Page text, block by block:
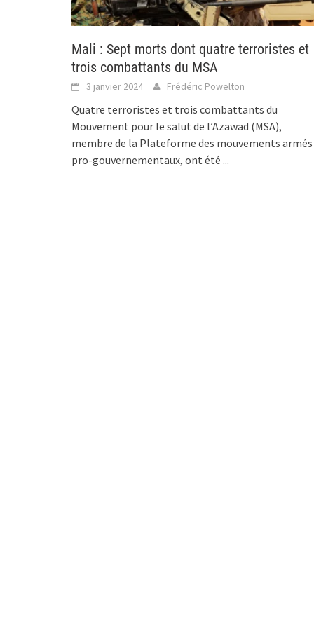
Mali : Sept morts dont quatre terroristes et
trois combattants du MSA
3 janvier 2024 Frédéric Powelton
Quatre terroristes et trois combattants du
Mouvement pour le salut de l’Azawad (MSA),
membre de la Plateforme des mouvements armés
pro-gouvernementaux, ont été ...